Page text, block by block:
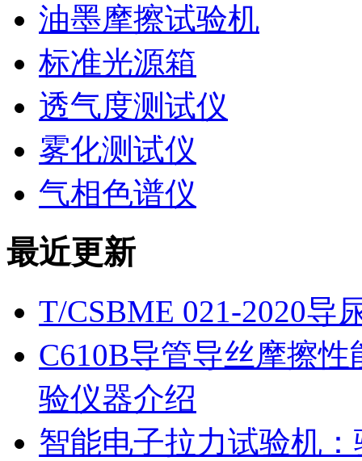
油墨摩擦试验机
标准光源箱
透气度测试仪
雾化测试仪
气相色谱仪
最近更新
T/CSBME 021-2020导
C610B导管导丝摩擦
验仪器介绍
智能电子拉力试验机